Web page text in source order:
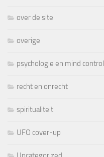
over de site
overige
psychologie en mind control
recht en onrecht
spiritualiteit
UFO cover-up